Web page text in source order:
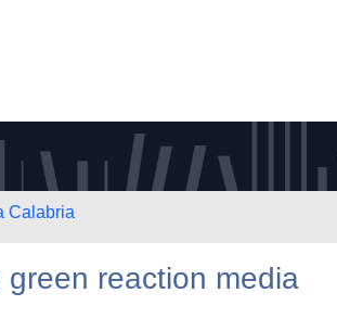
Calabria
reaction media